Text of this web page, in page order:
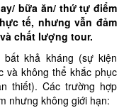
bữa ăn/ thứ tự điểm
tế, nhưng vẫn đảm
chất lượng tour.
khả kháng (sự kiện
và không thể khắc phục
thiết). Các trường hợp
nhưng không giới hạn: